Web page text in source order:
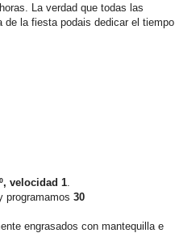
La verdad que todas las
de la fiesta podais dedicar el tiempo
velocidad 1
programamos 30
engrasados con mantequilla e